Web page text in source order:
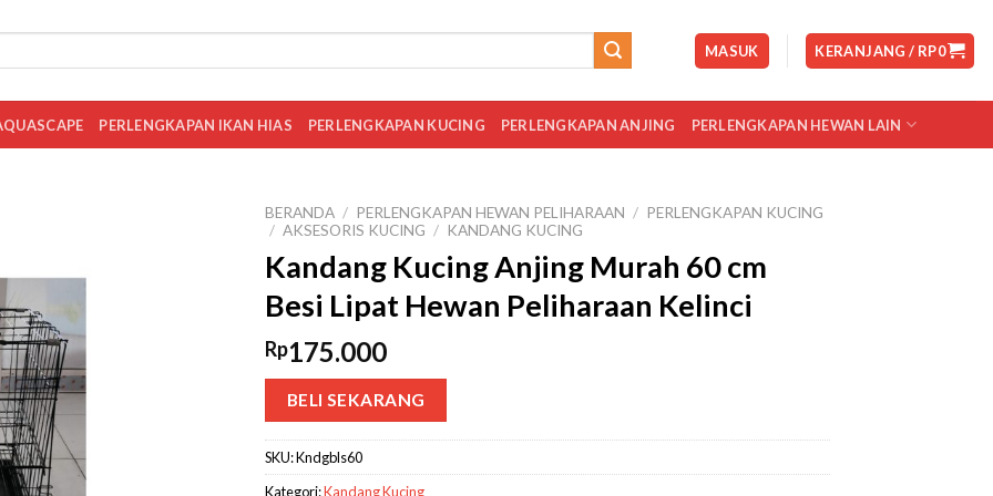
MASUK KERANJANG / RP0
PERLENGKAPAN IKAN HIAS PERLENGKAPAN KUCING PERLENGKAPAN ANJING PERLENGKAPAN HEWAN LAIN
BERANDA / PERLENGKAPAN HEWAN PELIHARAAN / PERLENGKAPAN KUCING
/ AKSESORIS KUCING / KANDANG KUCING
Kandang Kucing Anjing Murah 60 cm
Besi Lipat Hewan Peliharaan Kelinci
Rp175.000
BELI SEKARANG
SKU:Kndgbls60
Kategori:Kandang Kucing